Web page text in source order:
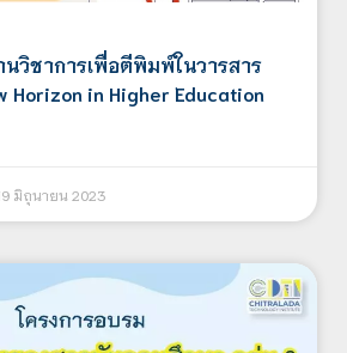
วิชาการเพื่อตีพิมพ์ในวารสาร
Horizon in Higher Education
มิถุนายน 2023